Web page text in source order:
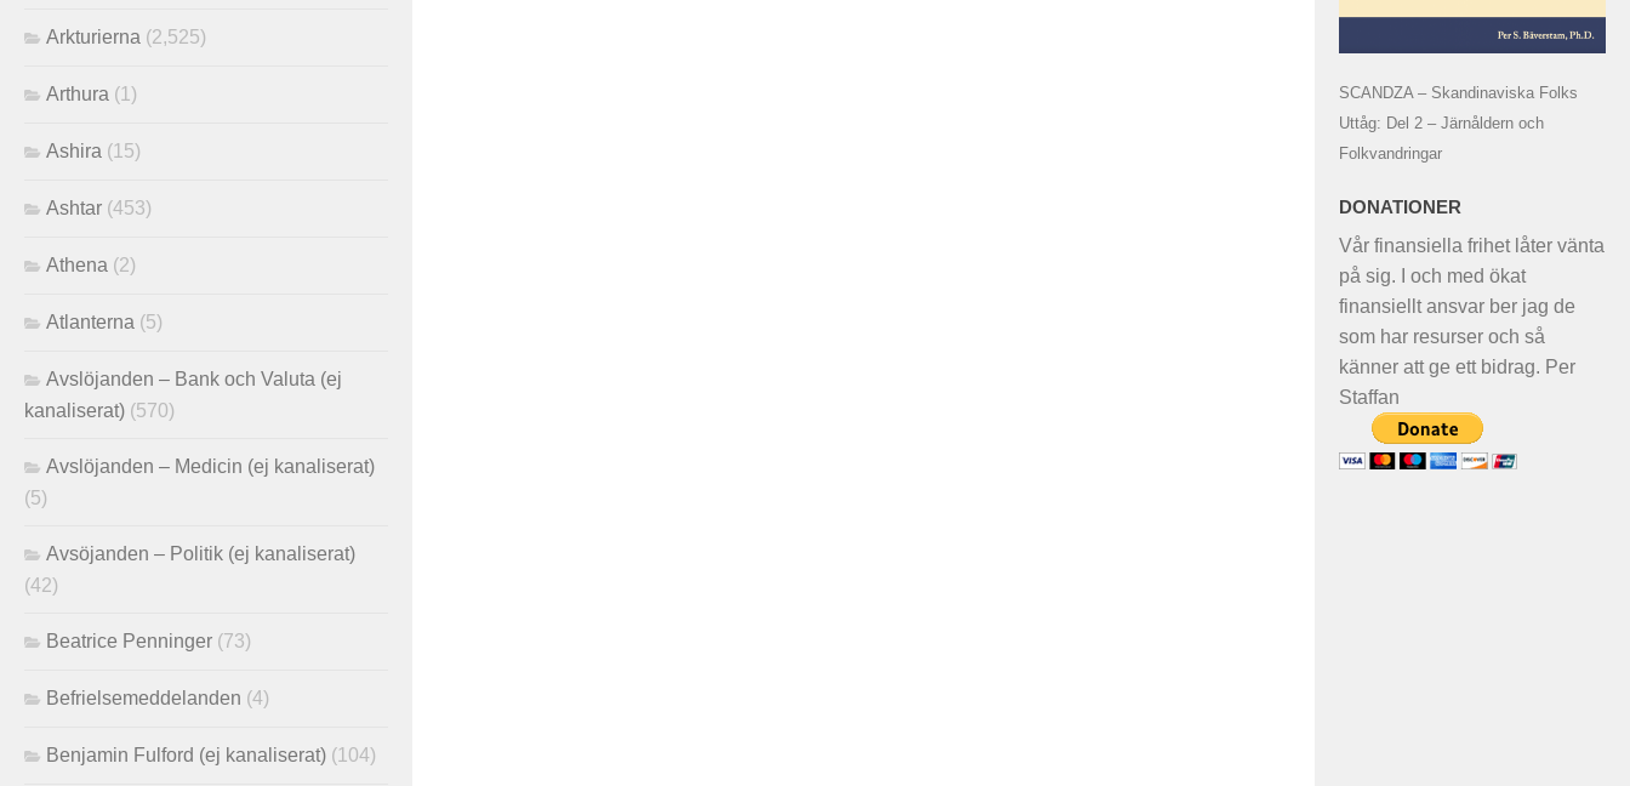
Arkturierna (2,525)
Arthura (1)
Ashira (15)
Ashtar (453)
Athena (2)
Atlanterna (5)
Avslöjanden – Bank och Valuta (ej
kanaliserat) (570)
Avslöjanden – Medicin (ej kanaliserat)
(5)
Avsöjanden – Politik (ej kanaliserat)
(42)
Beatrice Penninger (73)
Befrielsemeddelanden (4)
Benjamin Fulford (ej kanaliserat) (104)
SCANDZA – Skandinaviska Folks
Uttåg: Del 2 – Järnåldern och
Folkvandringar
DONATIONER
Vår finansiella frihet låter vänta
på sig. I och med ökat
finansiellt ansvar ber jag de
som har resurser och så
känner att ge ett bidrag. Per
Staffan